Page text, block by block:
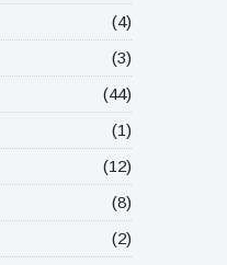
(4)
(3)
(44)
(1)
(12)
(8)
(2)